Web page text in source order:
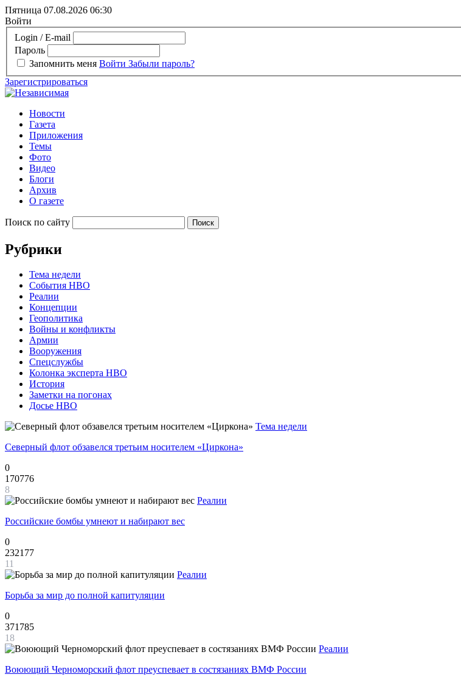
Пятница 07.08.2026 06:30
Войти
Login / E-mail
Пароль
Запомнить меня Войти Забыли пароль?
Зарегистрироваться
Новости
Газета
Приложения
Темы
Фото
Видео
Блоги
Архив
О газете
Поиск по сайту
Рубрики
Тема недели
События НВО
Реалии
Концепции
Геополитика
Войны и конфликты
Армии
Вооружения
Спецслужбы
Колонка эксперта НВО
История
Заметки на погонах
Досье НВО
Тема недели
Северный флот обзавелся третьим носителем «Циркона»
0
170776
8
Реалии
Российские бомбы умнеют и набирают вес
0
232177
11
Реалии
Борьба за мир до полной капитуляции
0
371785
18
Реалии
Воюющий Черноморский флот преуспевает в состязаниях ВМФ России